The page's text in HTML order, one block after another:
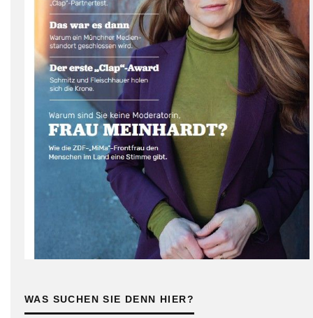
WAS SUCHEN SIE DENN HIER?